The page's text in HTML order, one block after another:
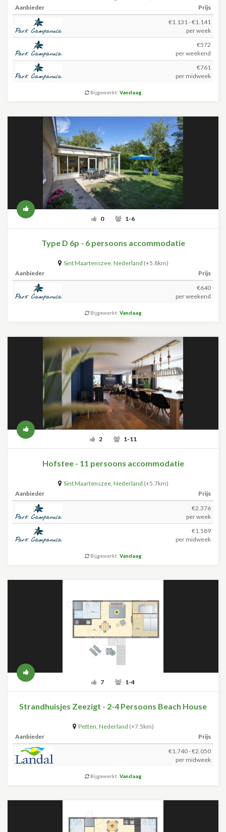
Aanbieder
Prijs
€1.131 - €1.141
per week
€572
per weekend
€761
per midweek
Bijgewerkt: Vandaag
0 1-6
Type D 6p - 6 persoons accommodatie
Sint Maartenszee, Nederland (+5.8km)
Aanbieder
Prijs
€640
per weekend
Bijgewerkt: Vandaag
2 1-11
Hofstee - 11 persoons accommodatie
Sint Maartenszee, Nederland (+5.7km)
Aanbieder
Prijs
€2.376
per week
€1.589
per midweek
Bijgewerkt: Vandaag
7 1-4
Strandhuisjes Zeezigt - 2-4 Persoons Beach House
Petten, Nederland (+7.5km)
Aanbieder
Prijs
€1.740 - €2.050
per midweek
Bijgewerkt: Vandaag